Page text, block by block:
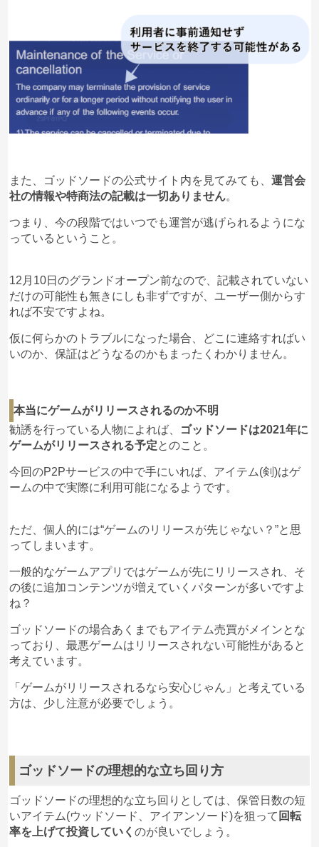
また、ゴッドソードの公式サイト内を見てみても、運営会
社の情報や特商法の記載は一切ありません。
つまり、今の段階ではいつでも運営が逃げられるようにな
っているということ。
12月10日のグランドオープン前なので、記載されていない
だけの可能性も無きにしも非ずですが、ユーザー側からす
れば不安ですよね。
仮に何らかのトラブルになった場合、どこに連絡すればい
いのか、保証はどうなるのかもまったくわかりません。
本当にゲームがリリースされるのか不明
勧誘を行っている人物によれば、
ゴッドソードは2021年に
ゲームがリリースされる予定とのこと。
今回のP2Pサービスの中で手にいれば、アイテム(剣)はゲ
ームの中で実際に利用可能になるようです。
ただ、個人的には“ゲームのリリースが先じゃない？”と思
ってしまいます。
一般的なゲームアプリではゲームが先にリリースされ、そ
の後に追加コンテンツが増えていくパターンが多いですよ
ね？
ゴッドソードの場合あくまでもアイテム売買がメインとな
っており、最悪ゲームはリリースされない可能性があると
考えています。
「ゲームがリリースされるなら安心じゃん」と考えている
方は、少し注意が必要でしょう。
ゴッドソードの理想的な立ち回り方
ゴッドソードの理想的な立ち回りとしては、保管日数の短
いアイテム(ウッドソード、アイアンソード)を狙って 回転
率を上げて投資していくのが良いでしょう。